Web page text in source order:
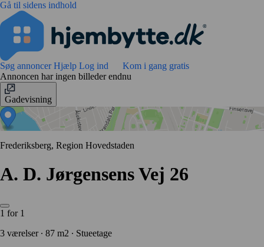
Gå til sidens indhold
Søg annoncerHjælp Log ind
Kom i gang gratis
Annoncen har ingen billeder endnu
Gadevisning
Frederiksberg, Region Hovedstaden
A. D. Jørgensens Vej 26
1 for 1
3 værelser ∙ 87 m2 ∙ Stueetage